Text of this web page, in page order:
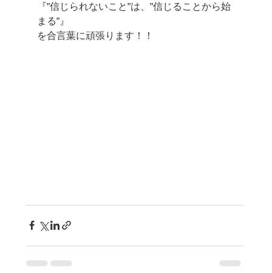
『”信じられないこと”は、”信じることから始
まる”』
を合言葉に頑張ります！！